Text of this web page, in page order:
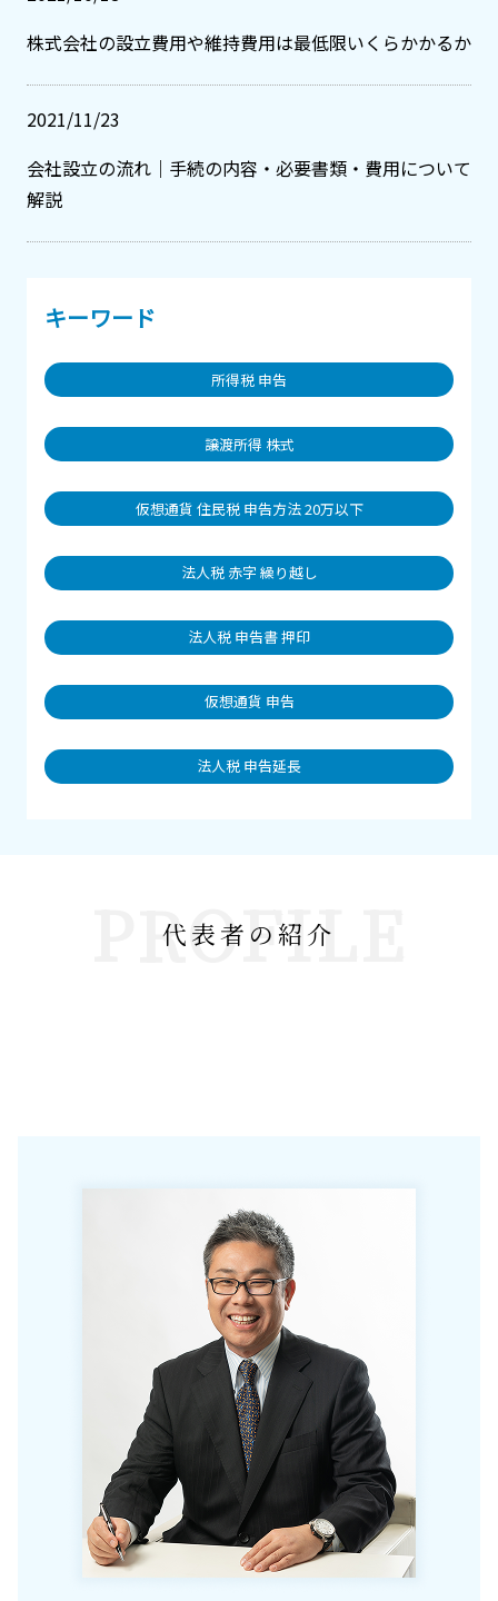
株式会社の設立費用や維持費用は最低限いくらかかるか
2021/11/23
会社設立の流れ｜手続の内容・必要書類・費用について
解説
キーワード
所得税 申告
譲渡所得 株式
仮想通貨 住民税 申告方法 20万以下
法人税 赤字 繰り越し
法人税 申告書 押印
仮想通貨 申告
法人税 申告延長
PROFILE
代表者の紹介